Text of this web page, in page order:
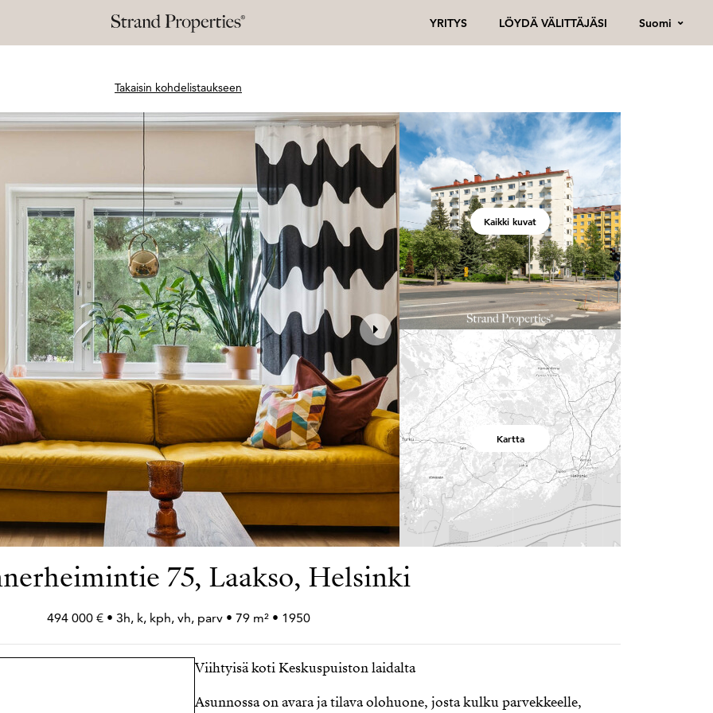
YRITYS LÖYDÄ VÄLITTÄJÄSI Suomi
Takaisin kohdelistaukseen
Kaikki kuvat
Kartta
75, Laakso, Helsinki
494 000 € • 3h, k, kph, vh, parv • 79 m² • 1950
Viihtyisä koti Keskuspuiston laidalta
Asunnossa on avara ja tilava olohuone, josta kulku parvekkeelle,